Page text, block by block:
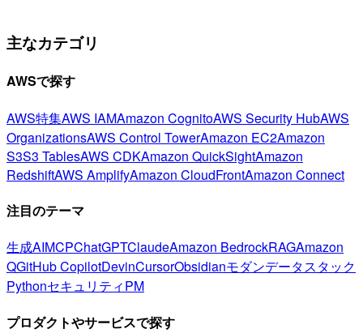
主なカテゴリ
AWSで探す
AWS特集AWS IAMAmazon CognitoAWS Security HubAWS
OrganizationsAWS Control TowerAmazon EC2Amazon
S3S3 TablesAWS CDKAmazon QuickSightAmazon
RedshiftAWS AmplifyAmazon CloudFrontAmazon Connect
注目のテーマ
生成AIMCPChatGPTClaudeAmazon BedrockRAGAmazon
QGitHub CopilotDevinCursorObsidianモダンデータスタック
PythonセキュリティPM
プロダクトやサービスで探す